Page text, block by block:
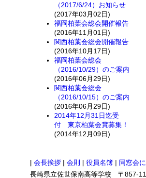
（2017/6/24）お知らせ
(2017年03月02日)
福岡柏葉会総会開催報告
(2016年11月01日)
関西柏葉会総会開催報告
(2016年10月17日)
福岡柏葉会総会
（2016/10/29）のご案内
(2016年06月29日)
関西柏葉会総会
（2016/10/15）のご案内
(2016年06月29日)
2014年12月31日迄受
付 東京柏葉会賞募集！
(2014年12月09日)
| 会長挨拶 | 会則 | 役員名簿 | 同窓会
長崎県立佐世保南高等学校 〒857-